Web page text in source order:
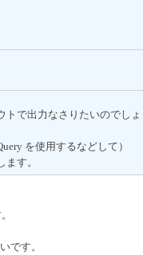
トで出力なさりたいのでし
を使用するなどして）
す。
です。